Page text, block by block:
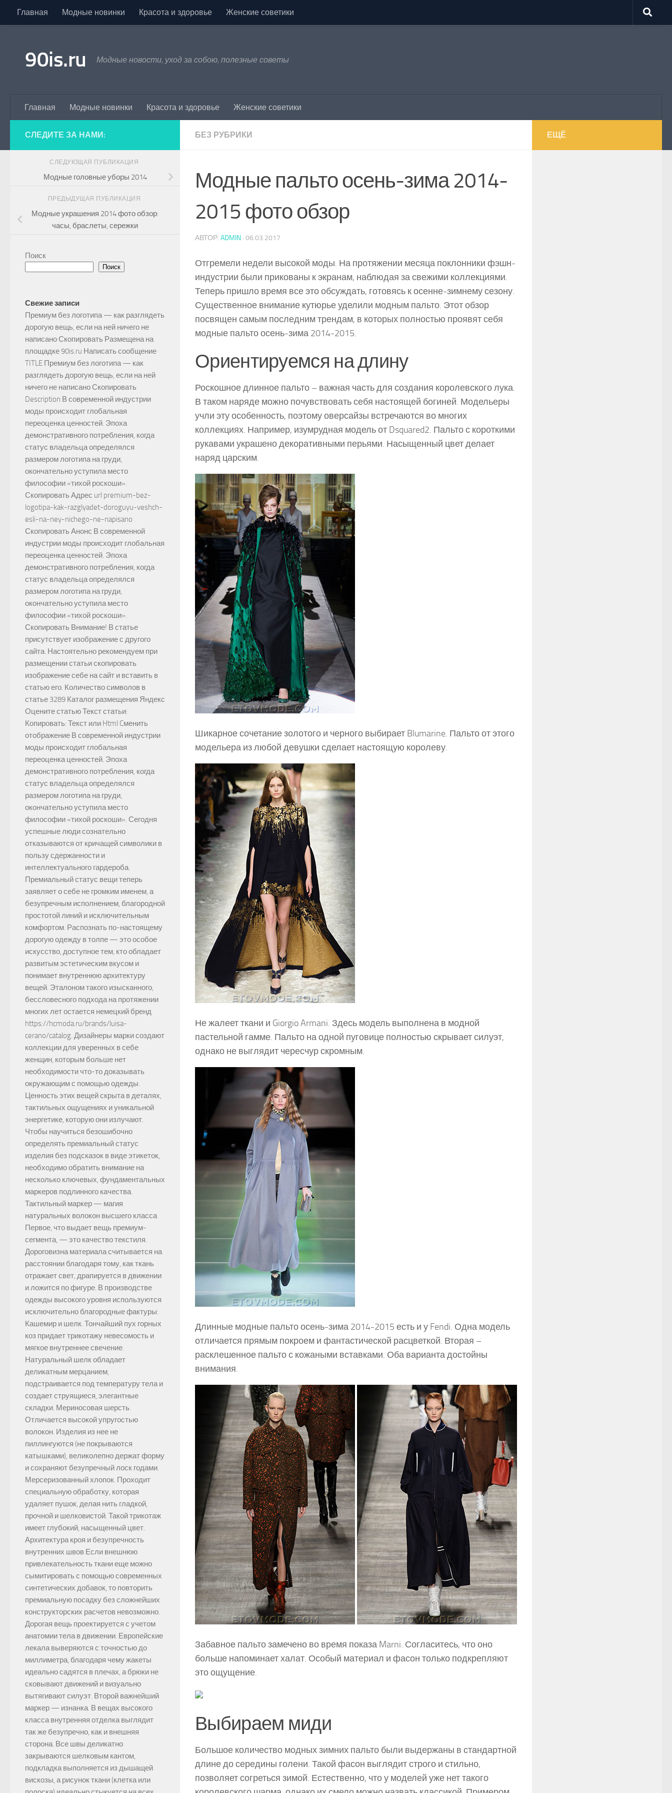
Skip to content
Главная Модные новинки Красота и здоровье Женские советики
90is.ru Модные новости, уход за собою, полезные советы
Главная Модные новинки Красота и здоровье Женские советики
БЕЗ РУБРИКИ
Модные пальто осень-зима 2014-
2015 фото обзор
АВТОР: ADMIN · 06.03.2017
Отгремели недели высокой моды. На протяжении месяца поклонники фэшн-
индустрии были прикованы к экранам, наблюдая за свежими коллекциями.
Теперь пришло время все это обсуждать, готовясь к осенне-зимнему сезону.
Существенное внимание кутюрье уделили модным пальто. Этот обзор
посвящен самым последним трендам, в которых полностью проявят себя
модные пальто осень-зима 2014-2015.
Ориентируемся на длину
Роскошное длинное пальто – важная часть для создания королевского лука.
В таком наряде можно почувствовать себя настоящей богиней. Модельеры
учли эту особенность, поэтому оверсайзы встречаются во многих
коллекциях. Например, изумрудная модель от Dsquared2. Пальто с короткими
рукавами украшено декоративными перьями. Насыщенный цвет делает
наряд царским.
Шикарное сочетание золотого и черного выбирает Blumarine. Пальто от этого
модельера из любой девушки сделает настоящую королеву.
Не жалеет ткани и Giorgio Armani. Здесь модель выполнена в модной
пастельной гамме. Пальто на одной пуговице полностью скрывает силуэт,
однако не выглядит чересчур скромным.
Длинные модные пальто осень-зима 2014-2015 есть и у Fendi. Одна модель
отличается прямым покроем и фантастической расцветкой. Вторая –
расклешенное пальто с кожаными вставками. Оба варианта достойны
внимания.
Забавное пальто замечено во время показа Marni. Согласитесь, что оно
больше напоминает халат. Особый материал и фасон только подкрепляют
это ощущение.
Выбираем миди
Большое количество модных зимних пальто были выдержаны в стандартной
длине до середины голени. Такой фасон выглядит строго и стильно,
позволяет согреться зимой. Естественно, что у моделей уже нет такого
СЛЕДИТЕ ЗА НАМИ:
СЛЕДУЮЩАЯ ПУБЛИКАЦИЯ
Модные головные уборы 2014
ПРЕДЫДУЩАЯ ПУБЛИКАЦИЯ
Модные украшения 2014 фото обзор:
часы, браслеты, сережки
Поиск
Поиск
Свежие записи
Премиум без логотипа — как разглядеть
дорогую вещь, если на ней ничего не
написано Скопировать Размещена на
площадке 90is.ru Написать сообщение
TITLE Премиум без логотипа — как
разглядеть дорогую вещь, если на ней
ничего не написано Скопировать
Description В современной индустрии
моды происходит глобальная
переоценка ценностей. Эпоха
демонстративного потребления, когда
статус владельца определялся
размером логотипа на груди,
окончательно уступила место
философии «тихой роскоши».
Скопировать Адрес url premium-bez-
logotipa-kak-razglyadet-doroguyu-veshch-
esli-na-ney-nichego-ne-napisano
Скопировать Анонс В современной
индустрии моды происходит глобальная
переоценка ценностей. Эпоха
демонстративного потребления, когда
статус владельца определялся
размером логотипа на груди,
окончательно уступила место
философии «тихой роскоши».
Скопировать Внимание! В статье
присутствует изображение с другого
сайта. Настоятельно рекомендуем при
размещении статьи скопировать
изображение себе на сайт и вставить в
статью его. Количество символов в
статье 3289 Каталог размещения Яндекс
Оцените статью Текст статьи:
Копировать: Текст или Html Cменить
отображение В современной индустрии
моды происходит глобальная
переоценка ценностей. Эпоха
демонстративного потребления, когда
статус владельца определялся
размером логотипа на груди,
окончательно уступила место
философии «тихой роскоши». Сегодня
успешные люди сознательно
отказываются от кричащей символики в
пользу сдержанности и
интеллектуального гардероба.
Премиальный статус вещи теперь
заявляет о себе не громким именем, а
безупречным исполнением, благородной
простотой линий и исключительным
комфортом. Распознать по-настоящему
дорогую одежду в толпе — это особое
искусство, доступное тем, кто обладает
развитым эстетическим вкусом и
понимает внутреннюю архитектуру
вещей. Эталоном такого изысканного,
бессловесного подхода на протяжении
многих лет остается немецкий бренд
https://hcmoda.ru/brands/luisa-
cerano/catalog. Дизайнеры марки создают
коллекции для уверенных в себе
женщин, которым больше нет
необходимости что-то доказывать
окружающим с помощью одежды.
Ценность этих вещей скрыта в деталях,
тактильных ощущениях и уникальной
энергетике, которую они излучают.
Чтобы научиться безошибочно
определять премиальный статус
изделия без подсказок в виде этикеток,
необходимо обратить внимание на
несколько ключевых, фундаментальных
маркеров подлинного качества.
Тактильный маркер — магия
натуральных волокон высшего класса
Первое, что выдает вещь премиум-
сегмента, — это качество текстиля.
Дороговизна материала считывается на
расстоянии благодаря тому, как ткань
отражает свет, драпируется в движении
и ложится по фигуре. В производстве
одежды высокого уровня используются
исключительно благородные фактуры:
Кашемир и шелк. Тончайший пух горных
коз придает трикотажу невесомость и
мягкое внутреннее свечение.
Натуральный шелк обладает
деликатным мерцанием,
подстраивается под температуру тела и
создает струящиеся, элегантные
складки. Мериносовая шерсть.
Отличается высокой упругостью
волокон. Изделия из нее не
пиллингуются (не покрываются
катышками), великолепно держат форму
и сохраняют безупречный лоск годами.
Мерсеризованный хлопок. Проходит
специальную обработку, которая
удаляет пушок, делая нить гладкой,
прочной и шелковистой. Такой трикотаж
имеет глубокий, насыщенный цвет.
Архитектура кроя и безупречность
внутренних швов Если внешнюю
привлекательность ткани еще можно
сымитировать с помощью современных
синтетических добавок, то повторить
премиальную посадку без сложнейших
конструкторских расчетов невозможно.
Дорогая вещь проектируется с учетом
анатомии тела в движении. Европейские
лекала выверяются с точностью до
миллиметра, благодаря чему жакеты
идеально садятся в плечах, а брюки не
сковывают движений и визуально
вытягивают силуэт. Второй важнейший
маркер — изнанка. В вещах высокого
класса внутренняя отделка выглядит
так же безупречно, как и внешняя
сторона. Все швы деликатно
закрываются шелковым кантом,
подкладка выполняется из дышащей
вискозы, а рисунок ткани (клетка или
ЕЩЁ